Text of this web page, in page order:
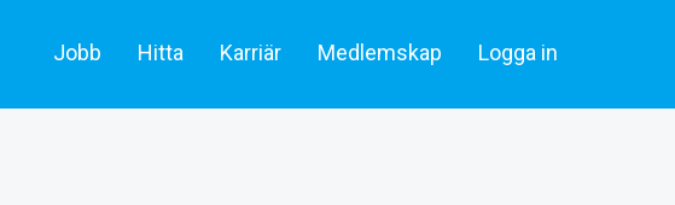
Jobb
Alla jobb
Hitta
Skådespelare & statister
Karriär
Artiklar
Medlemskap
Skådespelare & Statister
Logga in